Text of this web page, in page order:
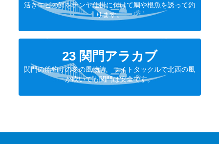
活きエビの餌をテンヤ仕掛に付けて鯛や根魚を誘って釣
ります。
23 関門アラカブ
関門の船釣りの冬の風物詩 ライトタックルで北西の風
が吹いても関門は安全です。